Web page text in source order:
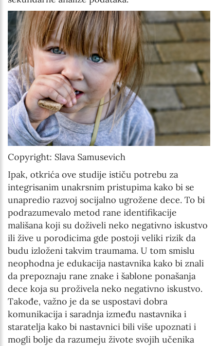
Copyright: Slava Samusevich
Ipak, otkrića ove studije ističu potrebu za
integrisanim unakrsnim pristupima kako bi se
unapredio razvoj socijalno ugrožene dece. To bi
podrazumevalo metod rane identifikacije
mališana koji su doživeli neko negativno iskustvo
ili žive u porodicima gde postoji veliki rizik da
budu izloženi takvim traumama. U tom smislu
neophodna je edukacija nastavnika kako bi znali
da prepoznaju rane znake i šablone ponašanja
dece koja su proživela neko negativno iskustvo.
Takođe, važno je da se uspostavi dobra
komunikacija i saradnja između nastavnika i
staratelja kako bi nastavnici bili više upoznati i
mogli bolje da razumeju živote svojih učenika